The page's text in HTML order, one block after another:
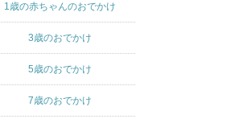
1歳の赤ちゃんのおでかけ
3歳のおでかけ
5歳のおでかけ
7歳のおでかけ